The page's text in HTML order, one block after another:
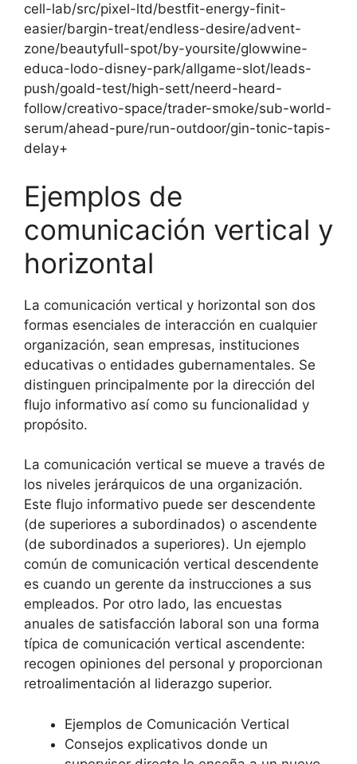
cell-lab/src/pixel-ltd/bestfit-energy-finit-
easier/bargin-treat/endless-desire/advent-
zone/beautyfull-spot/by-yoursite/glowwine-
educa-lodo-disney-park/allgame-slot/leads-
push/goald-test/high-sett/neerd-heard-
follow/creativo-space/trader-smoke/sub-world-
serum/ahead-pure/run-outdoor/gin-tonic-tapis-
delay+
Ejemplos de
comunicación vertical y
horizontal
La comunicación vertical y horizontal son dos
formas esenciales de interacción en cualquier
organización, sean empresas, instituciones
educativas o entidades gubernamentales. Se
distinguen principalmente por la dirección del
flujo informativo así como su funcionalidad y
propósito.
La comunicación vertical se mueve a través de
los niveles jerárquicos de una organización.
Este flujo informativo puede ser descendente
(de superiores a subordinados) o ascendente
(de subordinados a superiores). Un ejemplo
común de comunicación vertical descendente
es cuando un gerente da instrucciones a sus
empleados. Por otro lado, las encuestas
anuales de satisfacción laboral son una forma
típica de comunicación vertical ascendente:
recogen opiniones del personal y proporcionan
retroalimentación al liderazgo superior.
Ejemplos de Comunicación Vertical
Consejos explicativos donde un